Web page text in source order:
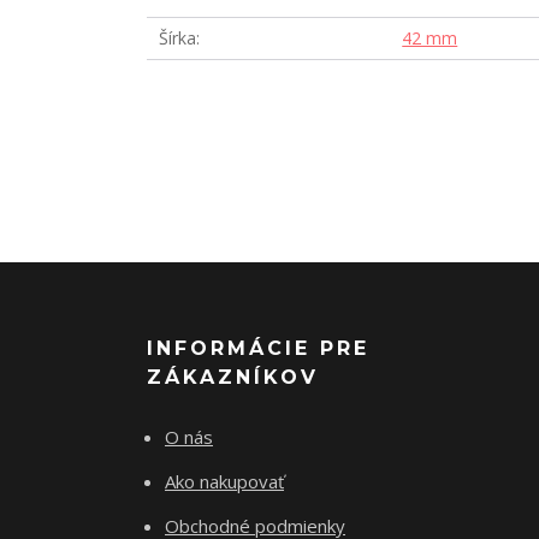
Šírka 42 mm
INFORMÁCIE PRE
ZÁKAZNÍKOV
O nás
Ako nakupovať
Obchodné podmienky